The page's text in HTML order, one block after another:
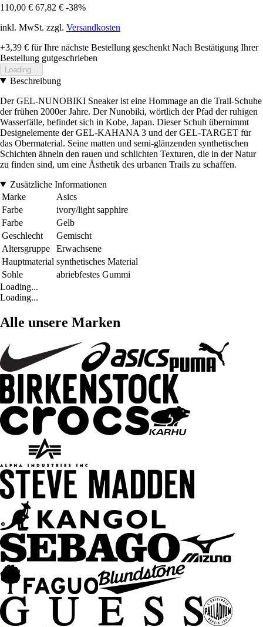
110,00 € 67,82 € -38%
inkl. MwSt. zzgl. Versandkosten
+3,39 € für Ihre nächste Bestellung geschenkt Nach Bestätigung Ihrer
Bestellung gutgeschrieben
Loading...
Beschreibung
Der GEL-NUNOBIKI Sneaker ist eine Hommage an die Trail-Schuhe
der frühen 2000er Jahre. Der Nunobiki, wörtlich der Pfad der ruhigen
Wasserfälle, befindet sich in Kobe, Japan. Dieser Schuh übernimmt
Designelemente der GEL-KAHANA 3 und der GEL-TARGET für
das Obermaterial. Seine matten und semi-glänzenden synthetischen
Schichten ähneln den rauen und schlichten Texturen, die in der Natur
zu finden sind, um eine Ästhetik des urbanen Trails zu schaffen.
Zusätzliche Informationen
Marke
Asics
Farbe
ivory/light sapphire
Farbe
Gelb
Geschlecht
Gemischt
Altersgruppe
Erwachsene
Hauptmaterial synthetisches Material
Sohle
abriebfestes Gummi
Loading...
Loading...
Alle unsere Marken